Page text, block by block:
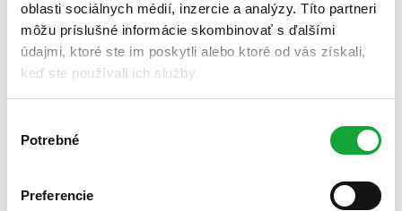
oblasti sociálnych médií, inzercie a analýzy. Títo partneri
môžu príslušné informácie skombinovať s ďalšími
údajmi, ktoré ste im poskytli alebo ktoré od vás získali,
keď ste používali ich služby.
súhlasu
Potrebné
Preferencie